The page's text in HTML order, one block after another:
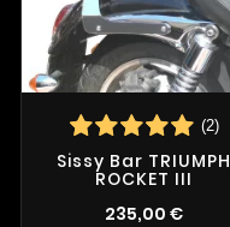
(2)
Sissy Bar TRIUMPH
ROCKET III
235,00 €